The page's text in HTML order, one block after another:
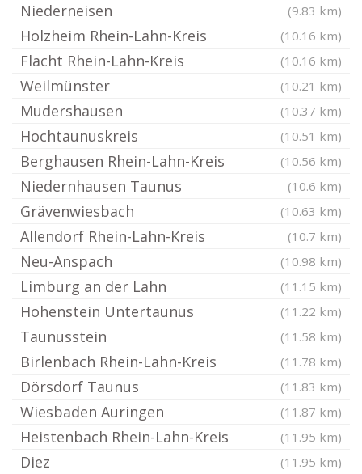
Niederneisen (9.83 km)
Holzheim Rhein-Lahn-Kreis (10.16 km)
Flacht Rhein-Lahn-Kreis (10.16 km)
Weilmünster (10.21 km)
Mudershausen (10.37 km)
Hochtaunuskreis (10.51 km)
Berghausen Rhein-Lahn-Kreis (10.56 km)
Niedernhausen Taunus (10.6 km)
Grävenwiesbach (10.63 km)
Allendorf Rhein-Lahn-Kreis (10.7 km)
Neu-Anspach (10.98 km)
Limburg an der Lahn (11.15 km)
Hohenstein Untertaunus (11.22 km)
Taunusstein (11.58 km)
Birlenbach Rhein-Lahn-Kreis (11.78 km)
Dörsdorf Taunus (11.83 km)
Wiesbaden Auringen (11.87 km)
Heistenbach Rhein-Lahn-Kreis (11.95 km)
Diez (11.95 km)